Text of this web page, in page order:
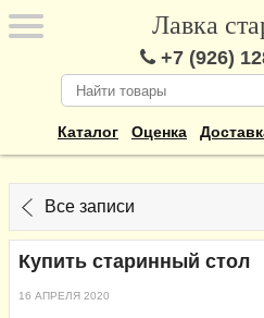
Лавка
+7 (926)
Каталог Оценка
Все записи
Купить старинный стол
16 АПРЕЛЯ 2020